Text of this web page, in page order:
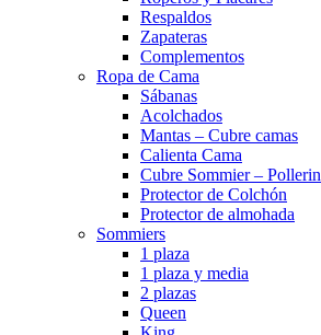
Respaldos
Zapateras
Complementos
Ropa de Cama
Sábanas
Acolchados
Mantas – Cubre camas
Calienta Cama
Cubre Sommier – Pollerin
Protector de Colchón
Protector de almohada
Sommiers
1 plaza
1 plaza y media
2 plazas
Queen